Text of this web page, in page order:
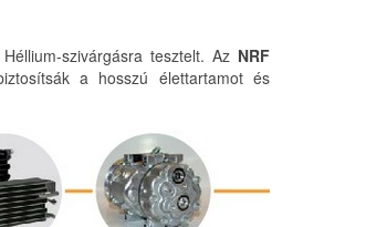
szivárgásra tesztelt. Az NRF
a hosszú élettartamot és